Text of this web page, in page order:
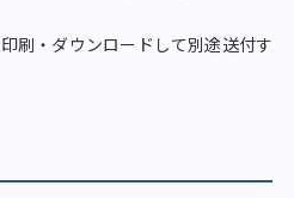
刷・ダウンロードして別途送付す